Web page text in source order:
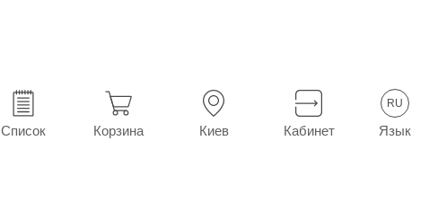
Список Корзина Киев Кабинет
RU
Язык
Прочие гомеопатические препараты Траумель С мазь туба 50 г